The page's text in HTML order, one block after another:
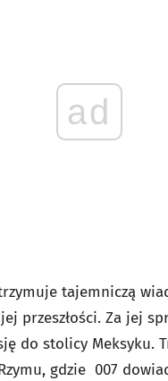
ad
tajemniczą
przeszłości. Za jej
do stolicy Meksyku.
gdzie 007